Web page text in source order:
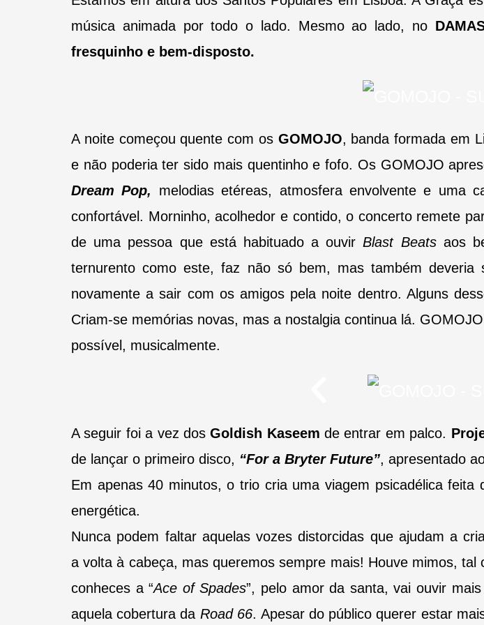
música animada por todo o lado. Mesmo ao lado, no
fresquinho e bem-disposto.
A noite começou quente com os GOMOJO, banda formada em
e não poderia ter sido mais quentinho e fofo. Os GOMOJO
Dream Pop,
melodias etéreas, atmosfera envolvente e uma
confortável. Morninho, acolhedor e contido, o concerto remete
de uma pessoa que está habituado a ouvirBlast Beats aos
ternurento como este, faz não só bem, mas também deveria
novamente a sair com os amigos pela noite dentro. Alguns
Criam-se memórias novas, mas a nostalgia continua lá.
possível, musicalmente.
A seguir foi a vez dosGoldish Kaseem de entrar em palco.
de lançar o primeiro disco, “For a Bryter Future”, apresentado
Em apenas 40 minutos, o trio cria uma viagem psicadélica
energética.
Nunca podem faltar aquelas vozes distorcidas que ajudam a
avolta à cabeça, mas queremos sempre mais! Houve mimos, tal
conheces a “Ace of Spades”, pelo amor da santa, vai ouvir
aquela cobertura da Road 66. Apesar do público querer estar